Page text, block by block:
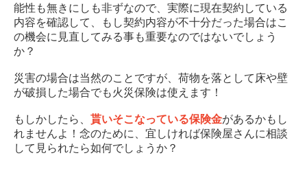
能性も無きにしも非ずなので、実際に現在契約している
内容を確認して、もし契約内容が不十分だった場合はこ
の機会に見直してみる事も重要なのではないでしょう
か？
災害の場合は当然のことですが、荷物を落として床や壁
が破損した場合でも火災保険は使えます！
もしかしたら、 貰いそこなっている保険金があるかもし
れませんよ！念のために、宜しければ保険屋さんに相談
して見られたら如何でしょうか？